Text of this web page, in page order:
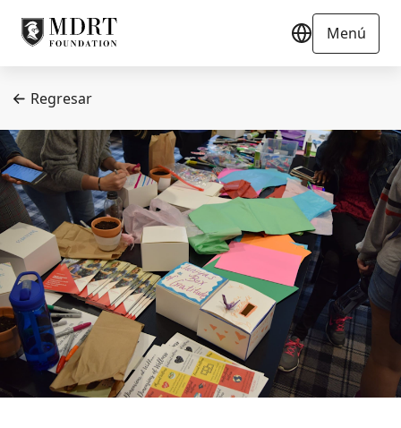
Menú
Regresar